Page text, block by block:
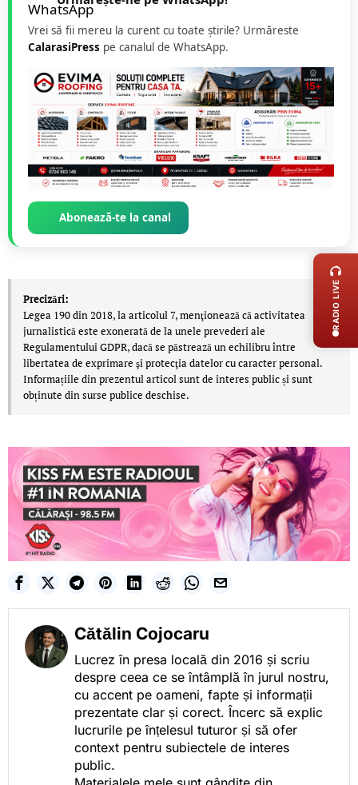
Vrei să fii mereu la curent cu toate știrile? Urmăreste
CalarasiPress pe canalul de WhatsApp.
Abonează-te la canal
Precizări:
Legea 190 din 2018, la articolul 7, menţionează că activitatea
jurnalistică este exonerată de la unele prevederi ale
Regulamentului GDPR, dacă se păstrează un echilibru între
libertatea de exprimare şi protecţia datelor cu caracter personal.
Informațiile din prezentul articol sunt de interes public și sunt
obținute din surse publice deschise.
Cătălin Cojocaru
Lucrez în presa locală din 2016 și scriu
despre ceea ce se întâmplă în jurul nostru,
cu accent pe oameni, fapte și informații
prezentate clar și corect. Încerc să explic
lucrurile pe înțelesul tuturor și să ofer
context pentru subiectele de interes
public.
RADIO LIVE